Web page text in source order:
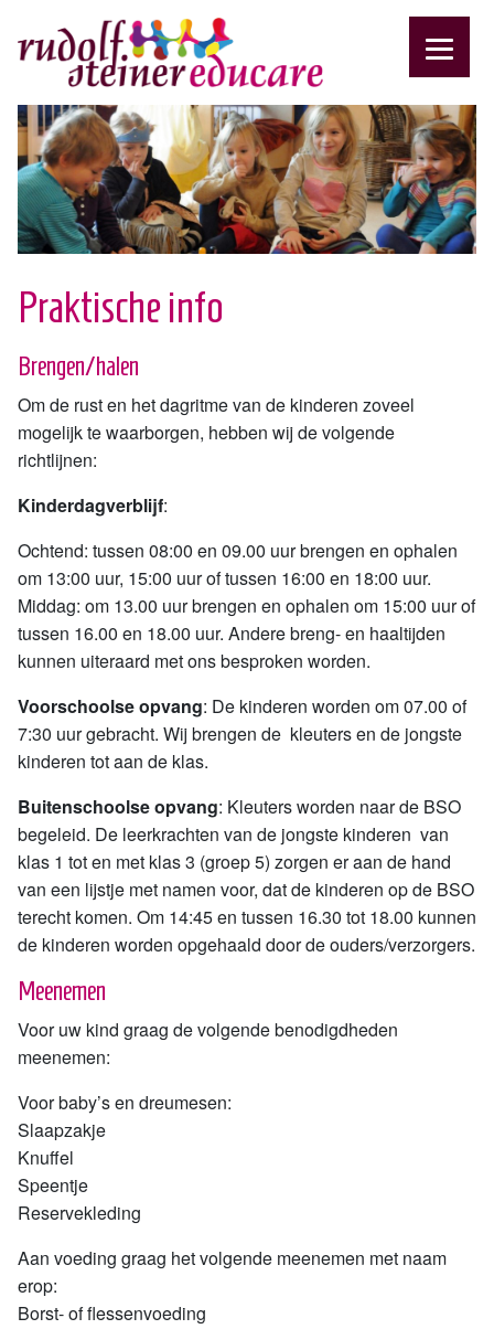
Praktische info
Brengen/halen
Om de rust en het dagritme van de kinderen zoveel
mogelijk te waarborgen, hebben wij de volgende
richtlijnen:
Kinderdagverblijf:
Ochtend: tussen 08:00 en 09.00 uur brengen en ophalen
om 13:00 uur, 15:00 uur of tussen 16:00 en 18:00 uur.
Middag: om 13.00 uur brengen en ophalen om 15:00 uur of
tussen 16.00 en 18.00 uur. Andere breng- en haaltijden
kunnen uiteraard met ons besproken worden.
Voorschoolse opvang: De kinderen worden om 07.00 of
7:30 uur gebracht. Wij brengen de kleuters en de jongste
kinderen tot aan de klas.
Buitenschoolse opvang: Kleuters worden naar de BSO
begeleid. De leerkrachten van de jongste kinderen van
klas 1 tot en met klas 3 (groep 5) zorgen er aan de hand
van een lijstje met namen voor, dat de kinderen op de BSO
terecht komen. Om 14:45 en tussen 16.30 tot 18.00 kunnen
de kinderen worden opgehaald door de ouders/verzorgers.
Meenemen
Voor uw kind graag de volgende benodigdheden
meenemen:
Voor baby’s en dreumesen:
Slaapzakje
Knuffel
Speentje
Reservekleding
Aan voeding graag het volgende meenemen met naam
erop:
Borst- of flessenvoeding